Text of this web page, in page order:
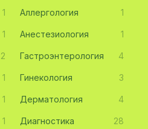
1 Аллергология 1
1 Анестезиология 1
2 Гастроэнтерология 4
1 Гинекология 3
1 Дерматология 4
1 Диагностика 28